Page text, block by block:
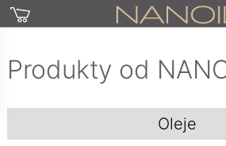
Produkty od
Oleje